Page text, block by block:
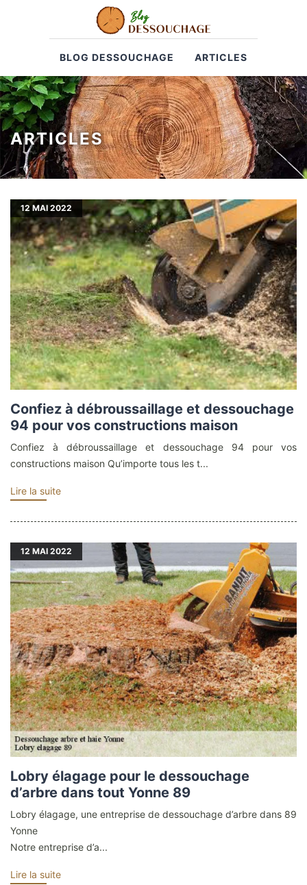
BLOG DESSOUCHAGE ARTICLES
ARTICLES
12MAI 2022
Confiez à débroussaillage et dessouchage
94 pour vos constructions maison
Confiez à débroussaillage et dessouchage 94 pour vos
constructions maison Qu’importe tous les t...
Lire la suite
12 MAI 2022
Lobry élagage pour le dessouchage
d’arbre dans tout Yonne 89
Lobry élagage, une entreprise de dessouchage d’arbre dans 89
Yonne
Notre entreprise d’a...
Lire la suite